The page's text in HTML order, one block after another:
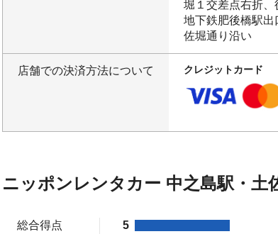
堀１交差点右折、
地下鉄肥後橋駅出
佐堀通り沿い
店舗での決済方法について クレジットカード
ニッポンレンタカー 中之島駅・土
総合得点
5